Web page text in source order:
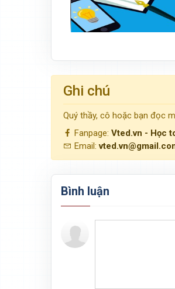
Ghi chú
Quý thầy, cô hoặc bạn đọc
Fanpage: Vted.vn - Học
Email:
Bình luận